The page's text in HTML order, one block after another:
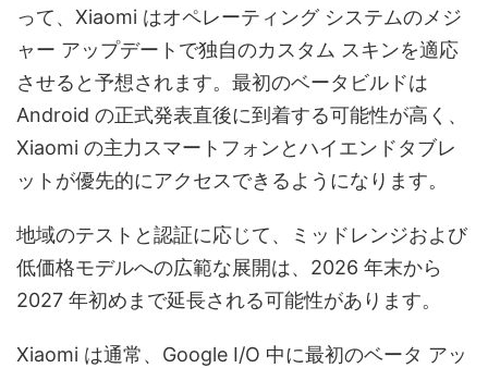
って、Xiaomi はオペレーティング システムのメジ
ャー アップデートで独自のカスタム スキンを適応
させると予想されます。最初のベータビルドは
Android の正式発表直後に到着する可能性が高く、
Xiaomi の主力スマートフォンとハイエンドタブレ
ットが優先的にアクセスできるようになります。
地域のテストと認証に応じて、ミッドレンジおよび
低価格モデルへの広範な展開は、2026 年末から
2027 年初めまで延長される可能性があります。
Xiaomi は通常、Google I/O 中に最初のベータ アッ